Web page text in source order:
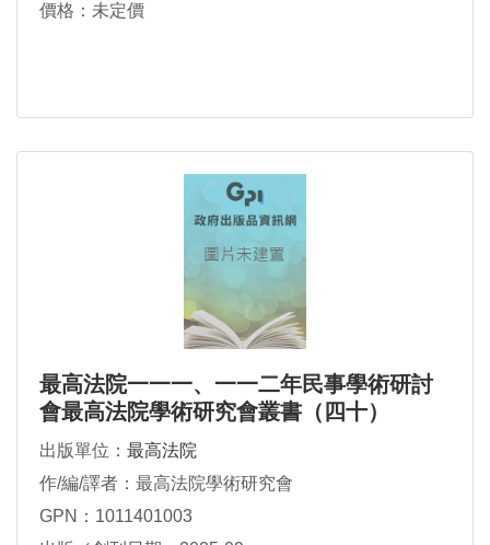
價格：未定價
最高法院一一一、一一二年民事學術研討
會最高法院學術研究會叢書（四十）
出版單位： 最高法院
作/編/譯者：最高法院學術研究會
GPN：1011401003